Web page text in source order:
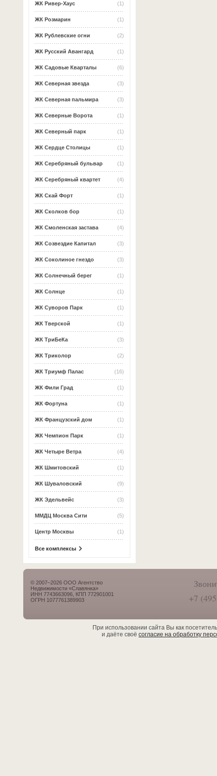
(1)
ЖК Ривер-Хаус
(1)
ЖК Розмарин
(2)
ЖК Рублевские огни
(1)
ЖК Русский Авангард
(6)
ЖК Садовые Кварталы
(3)
ЖК Северная звезда
(3)
ЖК Северная пальмира
(1)
ЖК Северные Ворота
(1)
ЖК Северный парк
(1)
ЖК Сердце Столицы
(1)
ЖК Серебряный бульвар
(4)
ЖК Серебряный квартет
(1)
ЖК Скай Форт
(1)
ЖК Сколков бор
(4)
ЖК Смоленская застава
(3)
ЖК Созвездие Капитал
(3)
ЖК Соколиное гнездо
(1)
ЖК Солнечный берег
(1)
ЖК Солнце
(1)
ЖК Суворов Парк
(1)
ЖК Тверской
(3)
ЖК ТриБеКа
(2)
ЖК Триколор
(16)
ЖК Триумф Палас
(1)
ЖК Фили Град
(1)
ЖК Фортуна
(1)
ЖК Французский дом
(1)
ЖК Чемпион Парк
(4)
ЖК Четыре Ветра
(1)
ЖК Шмитовский
(9)
ЖК Шуваловский
(3)
ЖК Эдельвейс
(5)
ММДЦ Москва Сити
(1)
Центр Москвы
Все комплексы
© 2007–2026 ООО Агентство
Недвижимости «Славянка»
ИНН 7743663096, КПП 772901001
ОГРН 1077761389903
+7
При использовании сайта Вы как
и даёте своё согласие на обработку